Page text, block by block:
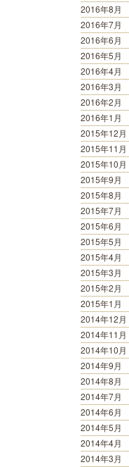
2016年8月
2016年7月
2016年6月
2016年5月
2016年4月
2016年3月
2016年2月
2016年1月
2015年12月
2015年11月
2015年10月
2015年9月
2015年8月
2015年7月
2015年6月
2015年5月
2015年4月
2015年3月
2015年2月
2015年1月
2014年12月
2014年11月
2014年10月
2014年9月
2014年8月
2014年7月
2014年6月
2014年5月
2014年4月
2014年3月